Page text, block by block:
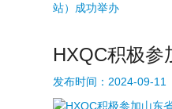
HXQC积极参
发布时间： 2024-09-11